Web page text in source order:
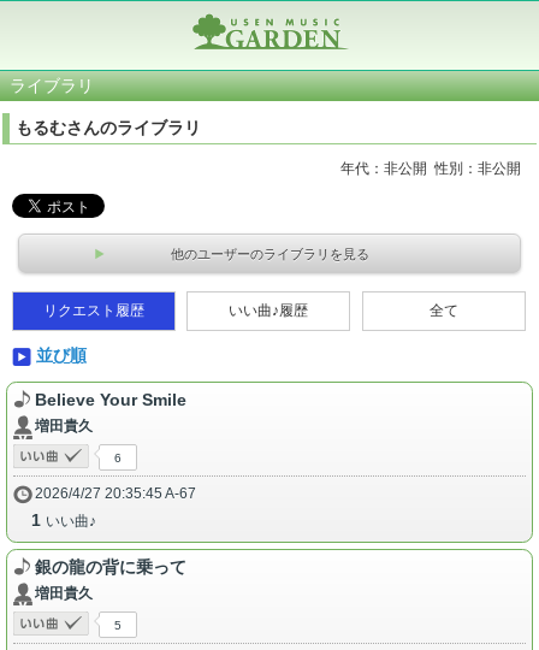
ライブラリ
もるむさんのライブラリ
年代：非公開 性別：非公開
他のユーザーのライブラリを見る
リクエスト履歴 いい曲♪履歴 全て
並び順
Believe Your Smile
増田貴久
6
2026/4/27 20:35:45 A-67
1 いい曲♪
銀の龍の背に乗って
増田貴久
5